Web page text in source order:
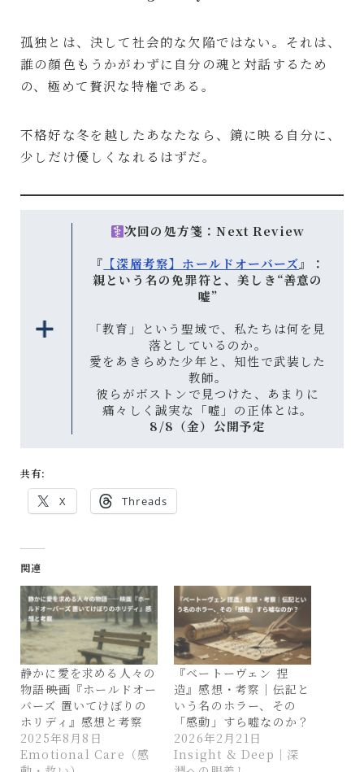
孤独とは、決して社会的な欠陥ではない。それは、
誰の顔色もうかがわずに自分の魂と対話するため
の、極めて贅沢な特権である。
不格好な冬を越したあなたなら、鏡に映る自分に、
少しだけ優しくなれるはずだ。
次回の処方箋：Next Review
『 【深層考察】ホールドオーバーズ』：
親という名の免罪符と、美しき“善意の
嘘”
「教育」という聖域で、私たちは何を見
落としているのか。
愛をあきらめた少年と、知性で武装した
教師。
彼らがボストンで見つけた、あまりに
痛々しく誠実な「嘘」の正体とは。
8/8（金）公開予定
共有:
X Threads
関連
静かに愛を求める人々の
物語――映画『ホールドオー
バーズ 置いてけぼりの
ホリディ』感想と考察
2025年8月8日
Emotional Care（感
『ベートーヴェン 捏
造』感想・考察｜伝記と
いう名のホラー、その
「感動」すら嘘なのか？
2026年2月21日
Insight & Deep｜深